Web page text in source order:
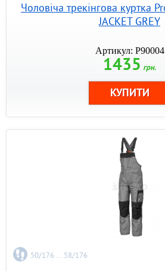
Чоловіча трекінгова куртка
JACKET GREY
Артикул: P90004
1435 грн.
50/176 ... 58/176